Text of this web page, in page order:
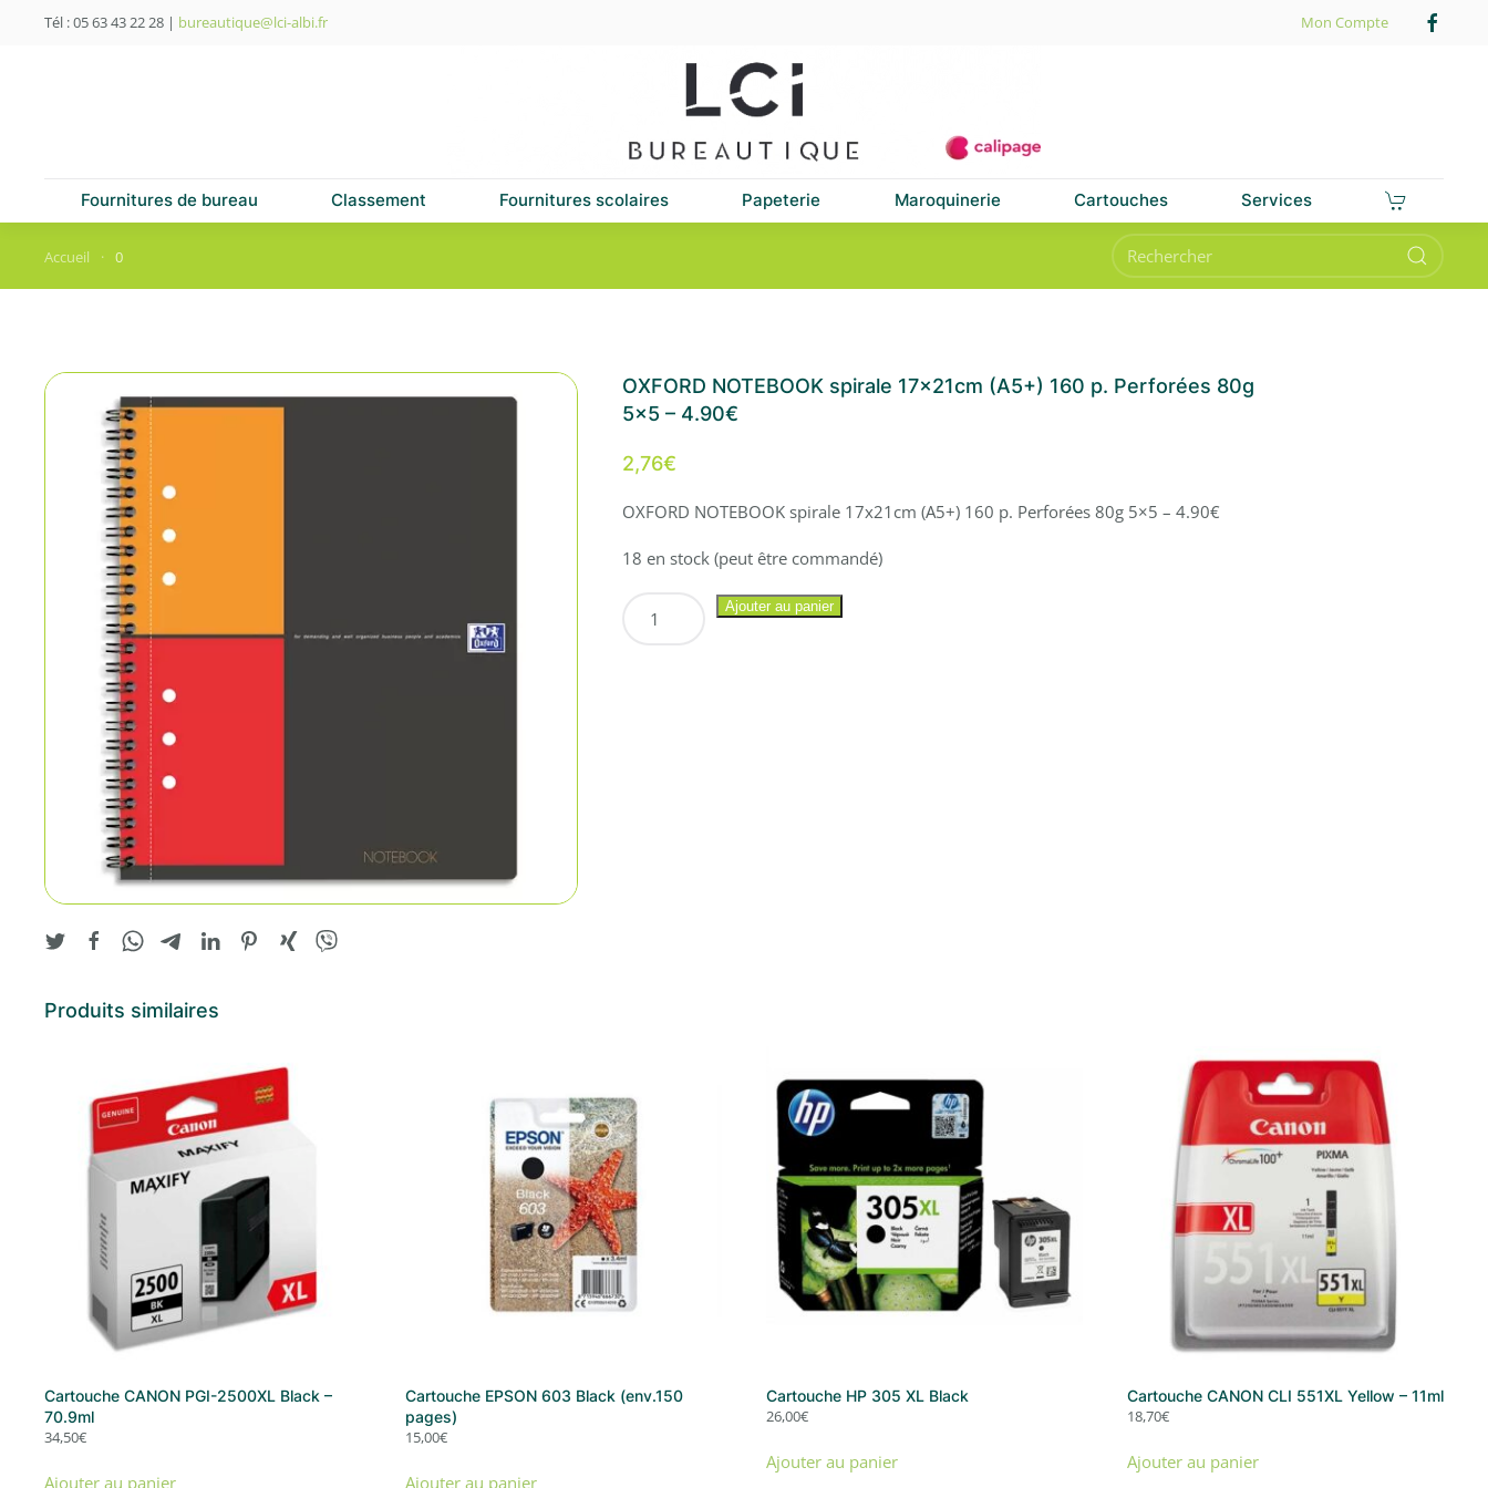
Tél : 05 63 43 22 28 | bureautique@lci-albi.fr Mon Compte
Fournitures de bureau Classement Fournitures scolaires Papeterie Maroquinerie Cartouches Services
Accueil 0
OXFORD NOTEBOOK spirale 17x21cm (A5+) 160 p. Perforées 80g
5×5 – 4.90€
2,76€
OXFORD NOTEBOOK spirale 17x21cm (A5+) 160 p. Perforées 80g 5×5 – 4.90€
18 en stock (peut être commandé)
Ajouter au panier
Produits similaires
Cartouche CANON PGI-2500XL Black –
70.9ml
34,50€
Ajouter au panier
Cartouche EPSON 603 Black (env.150
pages)
15,00€
Ajouter au panier
Cartouche HP 305 XL Black
26,00€
Ajouter au panier
Cartouche CANON CLI 551XL Yellow – 11ml
18,70€
Ajouter au panier